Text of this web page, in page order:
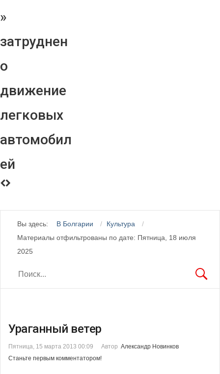
»
затруднен
о
движение
легковых
автомобил
ей
Вы здесь: В Болгарии
Культура
Материалы отфильтрованы по дате: Пятница, 18 июля
2025
Ураганный ветер
Пятница, 15 марта 2013 00:09 Автор Александр Новинков
Станьте первым комментатором!